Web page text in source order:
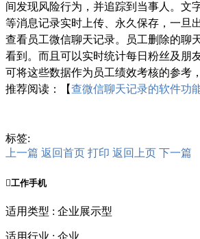
间发现风险行为，并追踪到当事人。文
等消息记录实时上传、永久保存，一旦
查看员工微信聊天记录。员工删除的聊
看到。而且可以实时统计每日粉丝及朋
可将这些数据作为员工绩效考核的参考
推荐阅读：【查微信聊天记录的软件功
标签:
上一篇 返回首页 打印 返回上页 下一篇
工作手机
适用类型 : 企业展示型
适用行业 : 企业